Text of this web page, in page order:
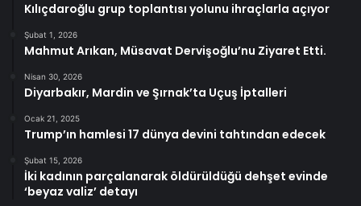
Kılıçdaroğlu grup toplantısı yolunu ihraçlarla açıyor
Şubat 1, 2026
Mahmut Arıkan, Müsavat Dervişoğlu’nu Ziyaret Etti.
Nisan 30, 2026
Diyarbakır, Mardin ve Şırnak’ta Uçuş İptalleri
Ocak 21, 2025
Trump’ın hamlesi 17 dünya devini tahtından edecek
Şubat 15, 2026
İki kadının parçalanarak öldürüldüğü dehşet evinde
‘beyaz valiz’ detayı